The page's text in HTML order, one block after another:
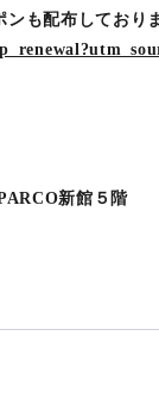
も配布しており
新館５階